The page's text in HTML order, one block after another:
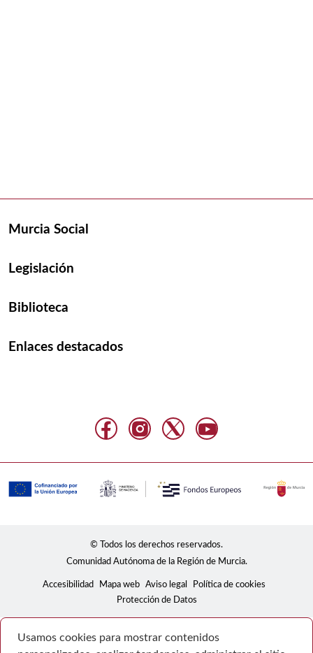
Murcia Social
Legislación
Biblioteca
Enlaces destacados
© Todos los derechos reservados.
Comunidad Autónoma de la Región de Murcia.
Accesibilidad Mapa web Aviso legal
Política de cookies
Protección de Datos
Usamos cookies para mostrar contenidos